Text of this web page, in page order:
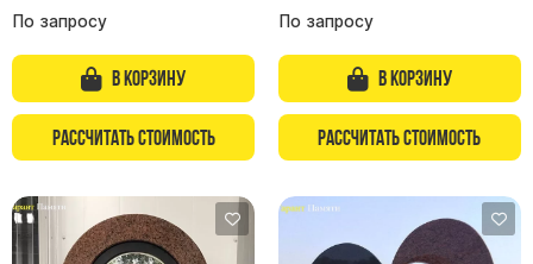
По запросу
В корзину
Рассчитать стоимость
По запросу
В корзину
Рассчитать стоимость